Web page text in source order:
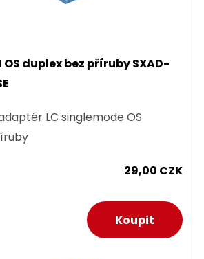
OS duplex bez příruby SXAD-
LC singlemode OS
29,00 CZK